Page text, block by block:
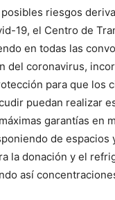
riesgos
19, el Centro de
en todas las
del coronavirus,
para que los
puedan realizar
garantías en
de espacios
la donación y el
así